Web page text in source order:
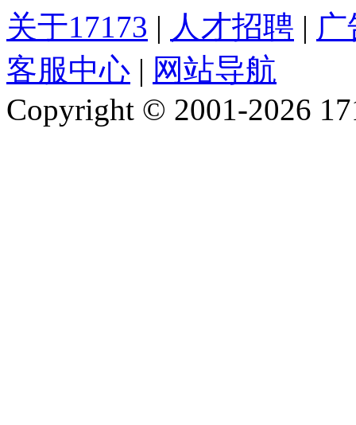
关于17173 | 人才招聘 |
客服中心 | 网站导航
Copyright © 2001-2026